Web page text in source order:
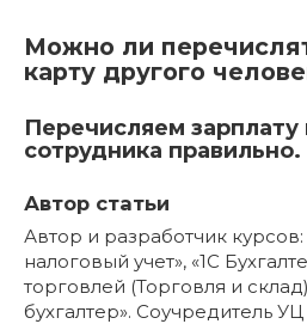
Можно ли
карту другого
Перечисляем зарплату
сотрудника правильно.
Автор статьи
Автор и разработчик курсов:
налоговый учет», «1С
торговлей (Торговля и
бухгалтер». Соучредитель